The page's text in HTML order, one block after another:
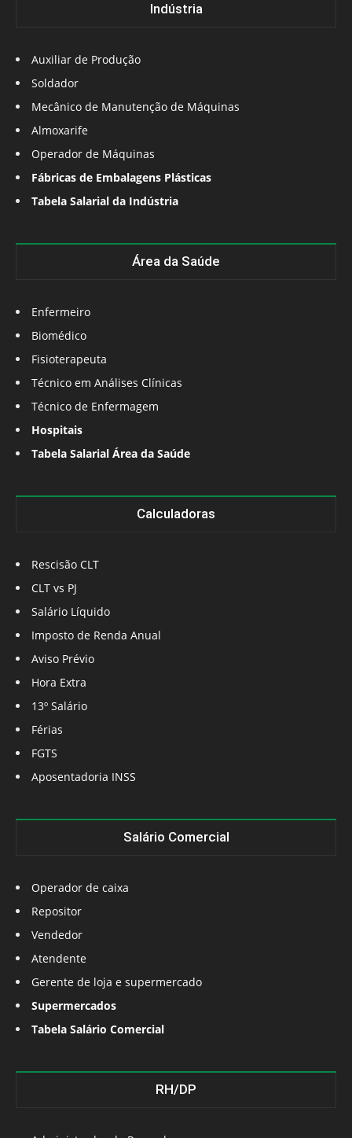
Indústria
Auxiliar de Produção
Soldador
Mecânico de Manutenção de Máquinas
Almoxarife
Operador de Máquinas
Fábricas de Embalagens Plásticas
Tabela Salarial da Indústria
Área da Saúde
Enfermeiro
Biomédico
Fisioterapeuta
Técnico em Análises Clínicas
Técnico de Enfermagem
Hospitais
Tabela Salarial Área da Saúde
Calculadoras
Rescisão CLT
CLT vs PJ
Salário Líquido
Imposto de Renda Anual
Aviso Prévio
Hora Extra
13º Salário
Férias
FGTS
Aposentadoria INSS
Salário Comercial
Operador de caixa
Repositor
Vendedor
Atendente
Gerente de loja e supermercado
Supermercados
Tabela Salário Comercial
RH/DP